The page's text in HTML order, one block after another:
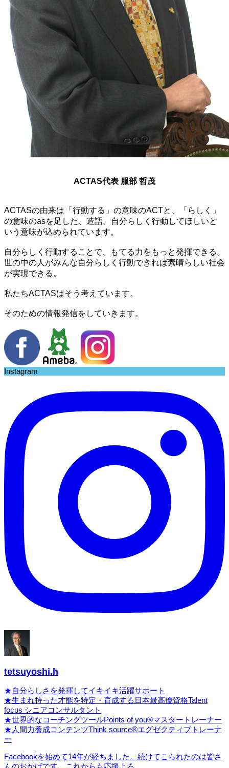
ACTAS代表 服部 哲茂
ACTASの由来は「行動する」の意味のACTと、「らしく」
の意味のasを足した、造語。自分らしく行動してほしいと
いう意味が込められています。
自分らしく行動することで、もてる力をもっと発揮できる。
世の中の人がみんな自分らしく行動できれば素晴らしい社会
が実現できる。
私たちACTASはそう考えています。
そのための情報発信をしていきます。
Instagram
tetsuyoshi.h
★自分らしさを発揮してイキイキ活躍サポート
★生まれ持った才能を特定・育成する日本最高優資格Talent
focus シニアコンサルタント
★世界的なコーチングツールPoints of you®マスタートレーナー
★人間力養成コンテンツThink source®エグゼクティブトレーナ
ー
Facebookを始めて14年が経ちました。続けてこられたのは皆さ